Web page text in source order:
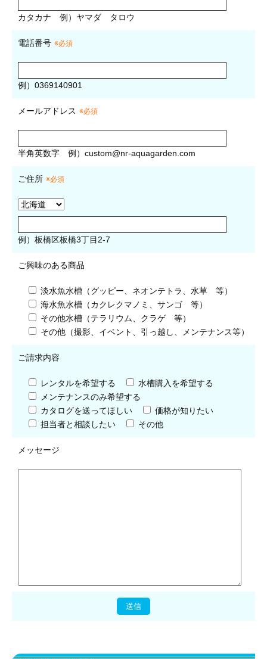
カタカナ 例）ヤマダ タロウ
電話番号 ※必須
例）0369140901
メールアドレス ※必須
半角英数字 例） custom@nr-aquagarden.com
ご住所 ※必須
例）板橋区板橋3丁目2-7
ご興味のある商品
淡水魚水槽（グッピー、ネオンテトラ、水草 等）
海水魚水槽（カクレクマノミ、サンゴ 等）
その他水槽（テラリウム、クラゲ 等）
その他（撮影、イベント、引っ越し、メンテナンス等）
ご請求内容
レンタルを希望する
水槽購入を希望する
メンテナンスのみ希望する
カタログを送ってほしい
価格が知りたい
担当者と相談したい
その他
メッセージ